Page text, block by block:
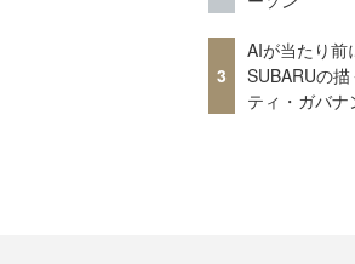
3
AIが当たり前
SUBARUの
ティ・ガバナ